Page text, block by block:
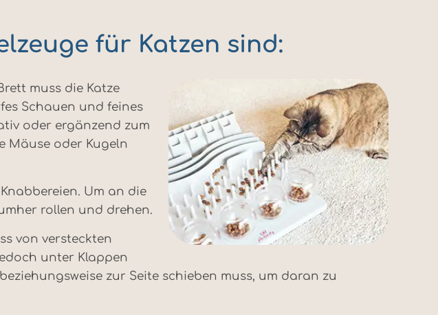
für Katzen sind:
muss die Katze
Schauen und feines
oder ergänzend zum
Mäuse oder Kugeln
Um an die
rollen und drehen.
von versteckten
unter Klappen
zur Seite schieben muss, um daran zu